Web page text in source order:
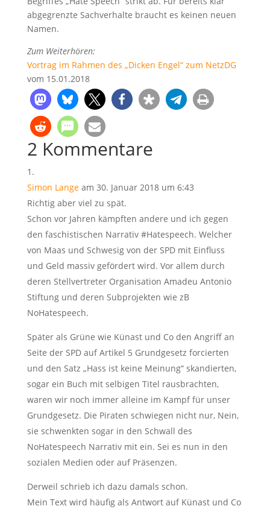
abgegrenzte Sachverhalte braucht es keinen neuen
Namen.
Zum Weiterhören:
Vortrag im Rahmen des „Dicken Engel“ zum NetzDG
vom 15.01.2018
2 Kommentare
Simon Lange am 30. Januar 2018 um 6:43
Richtig aber viel zu spät.
Schon vor Jahren kämpften andere und ich gegen
den faschistischen Narrativ #Hatespeech. Welcher
von Maas und Schwesig von der SPD mit Einfluss
und Geld massiv gefördert wird. Vor allem durch
deren Stellvertreter Organisation Amadeu Antonio
Stiftung und deren Subprojekten wie zB
NoHatespeech.
Später als Grüne wie Künast und Co den Angriff an
Seite der SPD auf Artikel 5 Grundgesetz forcierten
und den Satz „Hass ist keine Meinung“ skandierten,
sogar ein Buch mit selbigen Titel rausbrachten,
waren wir noch immer alleine im Kampf für unser
Grundgesetz. Die Piraten schwiegen nicht nur, Nein,
sie schwenkten sogar in den Schwall des
NoHatespeech Narrativ mit ein. Sei es nun in den
sozialen Medien oder auf Präsenzen.
Derweil schrieb ich dazu damals schon.
Mein Text wird häufig als Antwort auf Künast und Co